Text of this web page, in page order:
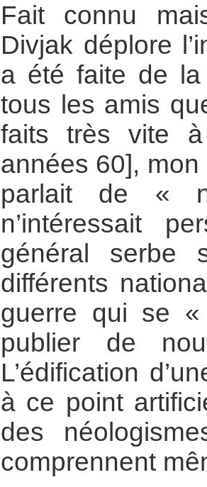
Fait connu
Divjak déplore
a été faite de
tous les amis
faits très vite
années 60],
parlait de «
n’intéressait
général serbe
différents
guerre qui se «
publier de
L’édification
à ce point
des
comprennent